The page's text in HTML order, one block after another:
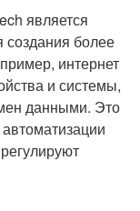
является
создания более
интернет
и системы,
данными. Это